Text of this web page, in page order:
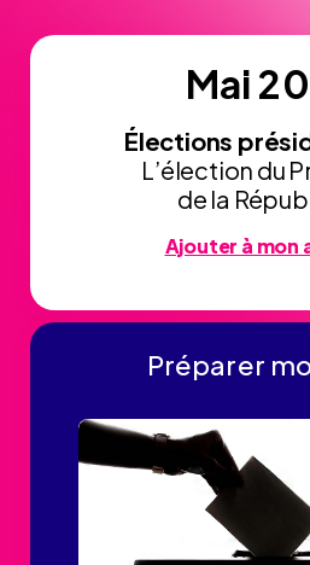
Mai
Élections
L’élection du
de la
Ajouter à mon
Préparer